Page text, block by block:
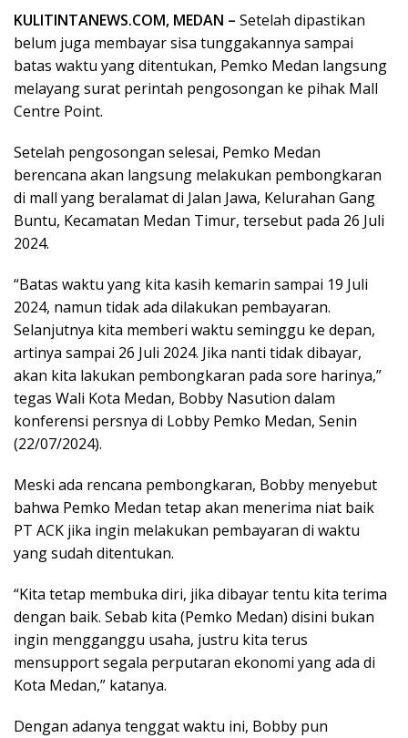
KULITINTANEWS.COM, MEDAN – Setelah dipastikan
belum juga membayar sisa tunggakannya sampai
batas waktu yang ditentukan, Pemko Medan langsung
melayang surat perintah pengosongan ke pihak Mall
Centre Point.
Setelah pengosongan selesai, Pemko Medan
berencana akan langsung melakukan pembongkaran
di mall yang beralamat di Jalan Jawa, Kelurahan Gang
Buntu, Kecamatan Medan Timur, tersebut pada 26 Juli
2024.
“Batas waktu yang kita kasih kemarin sampai 19 Juli
2024, namun tidak ada dilakukan pembayaran.
Selanjutnya kita memberi waktu seminggu ke depan,
artinya sampai 26 Juli 2024. Jika nanti tidak dibayar,
akan kita lakukan pembongkaran pada sore harinya,”
tegas Wali Kota Medan, Bobby Nasution dalam
konferensi persnya di Lobby Pemko Medan, Senin
(22/07/2024).
Meski ada rencana pembongkaran, Bobby menyebut
bahwa Pemko Medan tetap akan menerima niat baik
PT ACK jika ingin melakukan pembayaran di waktu
yang sudah ditentukan.
“Kita tetap membuka diri, jika dibayar tentu kita terima
dengan baik. Sebab kita (Pemko Medan) disini bukan
ingin mengganggu usaha, justru kita terus
mensupport segala perputaran ekonomi yang ada di
Kota Medan,” katanya.
Dengan adanya tenggat waktu ini, Bobby pun